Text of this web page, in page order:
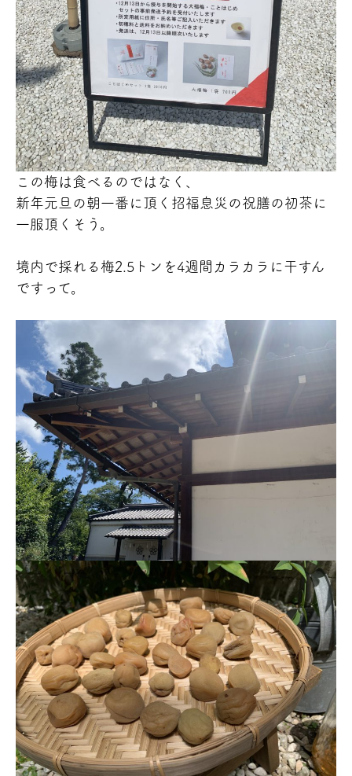
この梅は食べるのではなく、
新年元旦の朝一番に頂く招福息災の祝膳の初茶に
一服頂くそう。
境内で採れる梅2.5トンを4週間カラカラに干すん
ですって。